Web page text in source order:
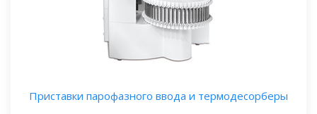
Приставки парофазного ввода и термодесорберы